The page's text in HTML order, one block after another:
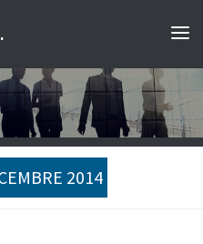
2014